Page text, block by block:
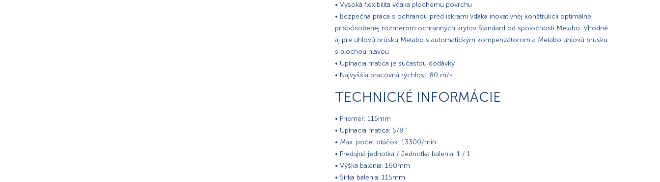
• Vysoká flexibilita vďaka plochému povrchu
• Bezpečná práca s ochranou pred iskrami vďaka inovatívnej konštrukcii optimálne
prispôsobenej rozmerom ochranných krytov Standard od spoločnosti Metabo. Vhodné
aj pre uhlovú brúsku Metabo s automatickým kompenzátorom a Metabo uhlovú brúsku
s plochou hlavou
• Upínacia matica je súčasťou dodávky
• Najvyššia pracovná rýchlosť: 80 m/s
TECHNICKÉ INFORMÁCIE
• Priemer: 115mm
• Upínacia matica: 5/8 “
• Max. počet otáčok: 13300/min
• Predajná jednotka / Jednotka balenia: 1 / 1
• Výška balenia: 160mm
• Šírka balenia: 115mm